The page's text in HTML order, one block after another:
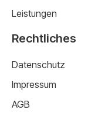
Leistungen
Rechtliches
Datenschutz
Impressum
AGB